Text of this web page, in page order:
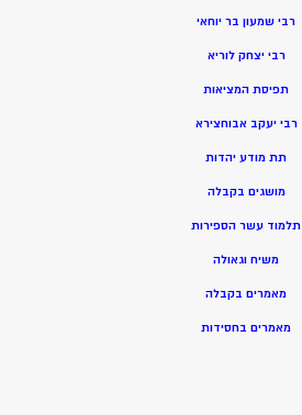
רבי שמעון בר יוחאי
רבי יצחק לוריא
תפיסת המציאות
רבי יעקב אבוחצירא
תת מודע יהדות
מושגים בקבלה
תלמוד עשר הספירות
משיח וגאולה
מאמרים בקבלה
מאמרים בחסידות